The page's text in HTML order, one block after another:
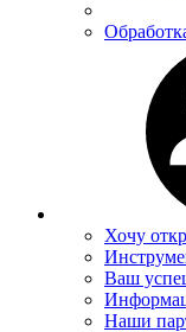
Хочу
Ваш
Наши